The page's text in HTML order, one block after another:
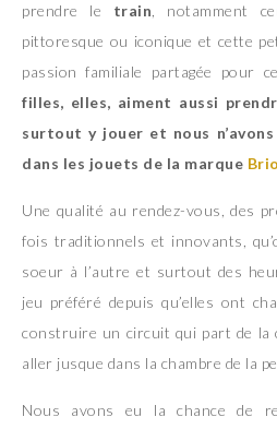
prendre le train , notamment
pittoresque ou iconique et cette
passion familiale partagée pour
filles, elles, aiment aussi
surtout y jouer et nous
dans les jouets de la marque Brio
Une qualité au rendez-vous, des
fois traditionnels et innovants,
soeur à l’autre et surtout des
jeu préféré depuis qu’elles ont
construire un circuit qui part de la
aller jusque dans la chambre de la
Nous avons eu la chance de